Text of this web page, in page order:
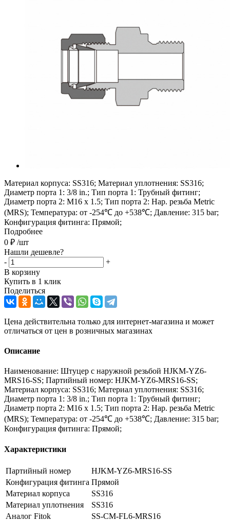
Материал корпуса: SS316; Материал уплотнения: SS316;
Диаметр порта 1: 3/8 in.; Тип порта 1: Трубный фитинг;
Диаметр порта 2: M16 x 1.5; Тип порта 2: Нар. резьба Metric
(MRS); Температура: от -254℃ до +538℃; Давление: 315 bar;
Конфигурация фитинга: Прямой;
Подробнее
0 ₽ /шт
Нашли дешевле?
-
+
В корзину
Купить в 1 клик
Поделиться
Цена действительна только для интернет-магазина и может
отличаться от цен в розничных магазинах
Описание
Наименование: Штуцер с наружной резьбой HJKM-YZ6-
MRS16-SS; Партийный номер: HJKM-YZ6-MRS16-SS;
Материал корпуса: SS316; Материал уплотнения: SS316;
Диаметр порта 1: 3/8 in.; Тип порта 1: Трубный фитинг;
Диаметр порта 2: M16 x 1.5; Тип порта 2: Нар. резьба Metric
(MRS); Температура: от -254℃ до +538℃; Давление: 315 bar;
Конфигурация фитинга: Прямой;
Характеристики
Партийный номер
HJKM-YZ6-MRS16-SS
Конфигурация фитинга Прямой
Материал корпуса
SS316
Материал уплотнения
SS316
Аналог Fitok
SS-CM-FL6-MRS16